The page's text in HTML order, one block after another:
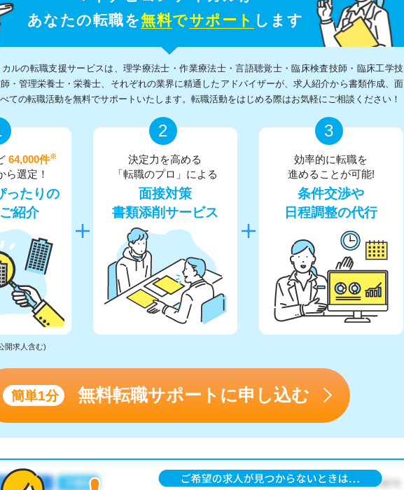
あなたの転職を無料でサポート します
ルの転職支援サービスは、理学療法士・作業療法士・言語聴覚士・臨床検査技師・臨床工学技
・管理栄養士・栄養士、それぞれの業界に精通したアドバイザーが、求人紹介から書類作成、面
ての転職活動を無料でサポートいたします。転職活動をはじめる際はお気軽にご相談ください！
64,000件※
ら選定！
ったりの
紹介
2
決定力を高める
「転職のプロ」による
面接対策
書類添削サービス
3
効率的に転職を
進めることが可能!
条件交渉や
日程調整の代行
開求人含む)
簡単1分 無料転職サポートに申し込む